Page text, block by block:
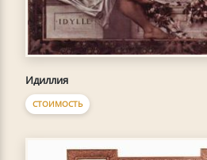
Идиллия
СТОИМОСТЬ